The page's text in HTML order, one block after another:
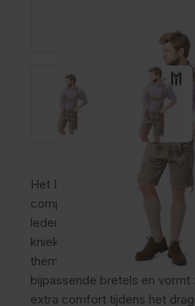
Het Lederhosen Vintage
complete lederhose outfit
lederhose van stevig leer,
kniekousen. Ideaal voor het
themafeesten en carnaval.
bijpassende bretels en vormt
extra comfort tijdens het